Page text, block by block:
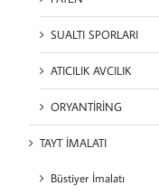
SUALTI SPORLARI
ATICILIK AVCILIK
ORYANTİRİNG
TAYT İMALATI
Büstiyer İmalatı